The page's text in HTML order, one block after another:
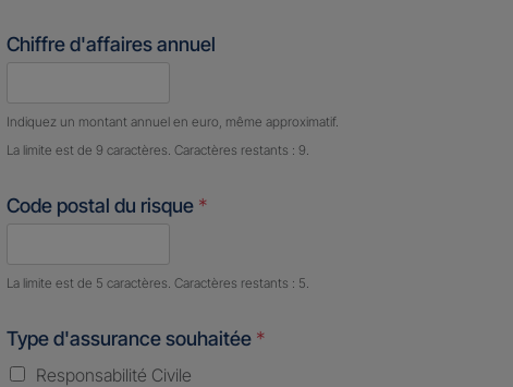
Chiffre d'affaires annuel
Nombre de caractères restants :9 caractères restants
Indiquez un montant annuel en euro, même approximatif.
La limite est de 9 caractères. Caractères restants : 9.
Code postal du risque *
Nombre de caractères restants :
La limite est de 5 caractères. Caractères restants : 5.
Type d'assurance souhaitée *
Responsabilité Civile